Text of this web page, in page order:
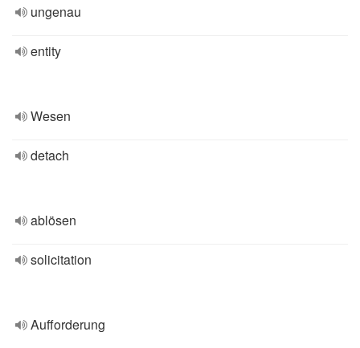
ungenau
entity
Wesen
detach
ablösen
solicitation
Aufforderung